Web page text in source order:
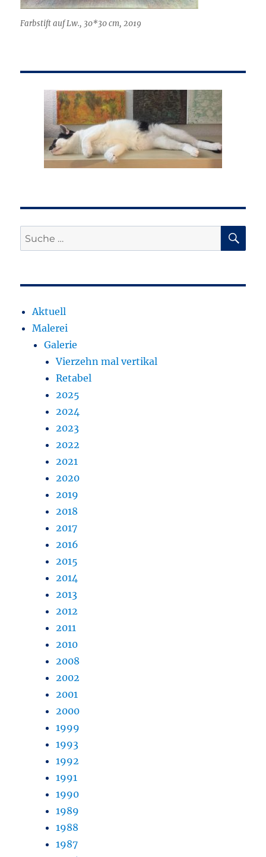
Farbstift auf Lw., 30*30 cm, 2019
Suche
nach:
Aktuell
Malerei
Galerie
Vierzehn mal vertikal
Retabel
2025
2024
2023
2022
2021
2020
2019
2018
2017
2016
2015
2014
2013
2012
2011
2010
2008
2002
2001
2000
1999
1993
1992
1991
1990
1989
1988
1987